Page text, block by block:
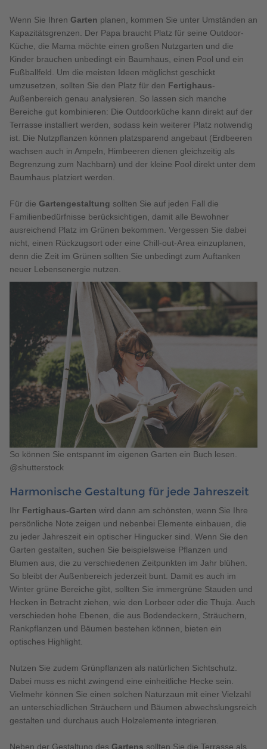
Wenn Sie Ihren Garten planen, kommen Sie unter Umständen an
Kapazitätsgrenzen. Der Papa braucht Platz für seine Outdoor-
Küche, die Mama möchte einen großen Nutzgarten und die
Kinder brauchen unbedingt ein Baumhaus, einen Pool und ein
Fußballfeld. Um die meisten Ideen möglichst geschickt
umzusetzen, sollten Sie den Platz für den Fertighaus-
Außenbereich genau analysieren. So lassen sich manche
Bereiche gut kombinieren: Die Outdoorküche kann direkt auf der
Terrasse installiert werden, sodass kein weiterer Platz notwendig
ist. Die Nutzpflanzen können platzsparend angebaut (Erdbeeren
wachsen auch in Ampeln, Himbeeren dienen gleichzeitig als
Begrenzung zum Nachbarn) und der kleine Pool direkt unter dem
Baumhaus platziert werden.
Für die Gartengestaltung sollten Sie auf jeden Fall die
Familienbedürfnisse berücksichtigen, damit alle Bewohner
ausreichend Platz im Grünen bekommen. Vergessen Sie dabei
nicht, einen Rückzugsort oder eine Chill-out-Area einzuplanen,
denn die Zeit im Grünen sollten Sie unbedingt zum Auftanken
neuer Lebensenergie nutzen.
So können Sie entspannt im eigenen Garten ein Buch lesen.
@shutterstock
Harmonische Gestaltung für jede Jahreszeit
Ihr Fertighaus-Garten wird dann am schönsten, wenn Sie Ihre
persönliche Note zeigen und nebenbei Elemente einbauen, die
zu jeder Jahreszeit ein optischer Hingucker sind. Wenn Sie den
Garten gestalten, suchen Sie beispielsweise Pflanzen und
Blumen aus, die zu verschiedenen Zeitpunkten im Jahr blühen.
So bleibt der Außenbereich jederzeit bunt. Damit es auch im
Winter grüne Bereiche gibt, sollten Sie immergrüne Stauden und
Hecken in Betracht ziehen, wie den Lorbeer oder die Thuja. Auch
verschieden hohe Ebenen, die aus Bodendeckern, Sträuchern,
Rankpflanzen und Bäumen bestehen können, bieten ein
optisches Highlight.
Nutzen Sie zudem Grünpflanzen als natürlichen Sichtschutz.
Dabei muss es nicht zwingend eine einheitliche Hecke sein.
Vielmehr können Sie einen solchen Naturzaun mit einer Vielzahl
an unterschiedlichen Sträuchern und Bäumen abwechslungsreich
gestalten und durchaus auch Holzelemente integrieren.
Neben der Gestaltung des Gartens sollten Sie die Terrasse als